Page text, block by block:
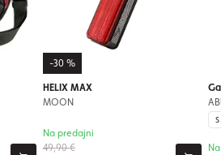
-30 %
HELIX MAX
MOON
49,90 €
Na predajni
S